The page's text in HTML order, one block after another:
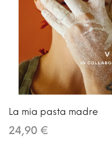
La mia pasta madre
24,90 €